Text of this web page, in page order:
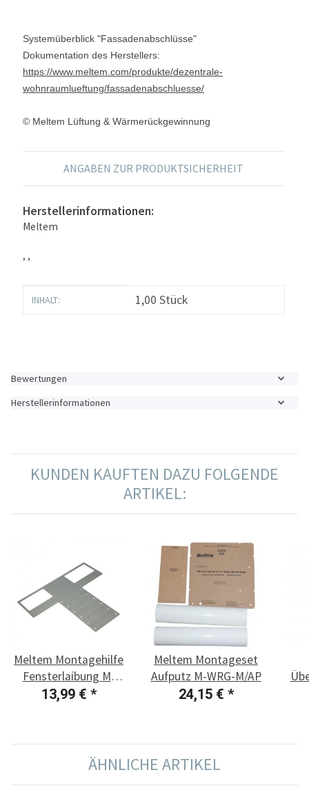
Systemüberblick "Fassadenabschlüsse"
Dokumentation des Herstellers:
https://www.meltem.com/produkte/dezentrale-
wohnraumlueftung/fassadenabschluesse/
© Meltem Lüftung & Wärmerückgewinnung
ANGABEN ZUR PRODUKTSICHERHEIT
Herstellerinformationen:
Meltem
, ,
Produkteigenschaft
Wert
INHALT: 1,00 Stück
Bewertungen
Herstellerinformationen
KUNDEN KAUFTEN DAZU FOLGENDE
ARTIKEL:
Meltem Montagehilfe
Fensterlaibung M-
WRG-EFL/MHL
13,99 € *
Meltem Montageset
Aufputz M-WRG-M/AP
24,15 € *
ÄHNLICHE ARTIKEL